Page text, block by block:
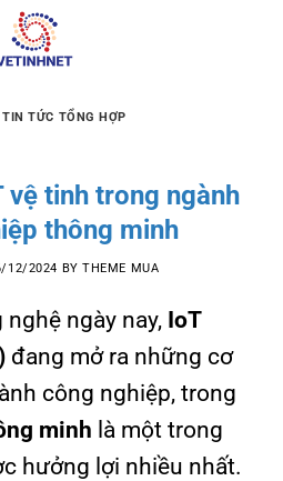
TIN TỨC TỔNG HỢP
vệ tinh trong ngành
thông minh
12/2024 BYTHEME MUA
ngày nay, IoT
đang mở ra những cơ
công nghiệp, trong
minh là một trong
hưởng lợi nhiều nhất.